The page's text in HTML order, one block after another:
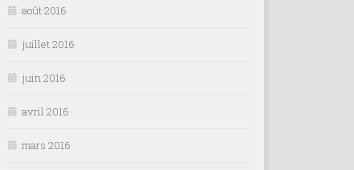
août 2016
juillet 2016
juin 2016
avril 2016
mars 2016